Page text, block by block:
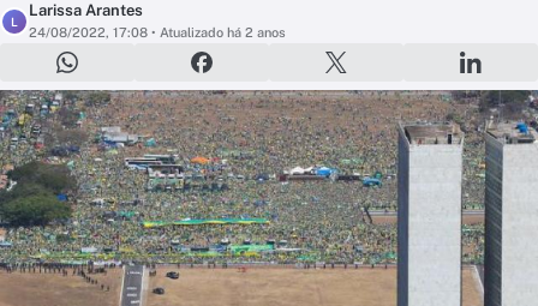
L
Larissa Arantes
24/08/2022, 17:08 • Atualizado há 2 anos